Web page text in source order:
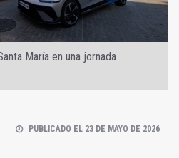
María en una jornada
PUBLICADO EL 23 DE MAYO DE 2026